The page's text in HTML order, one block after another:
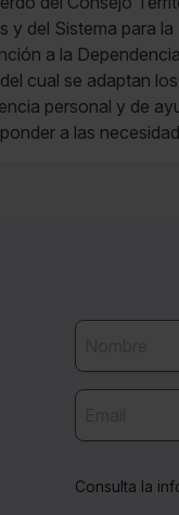
y del Sistema para la
a la Dependencia
cual se adaptan los
personal y de
a las
Consulta la